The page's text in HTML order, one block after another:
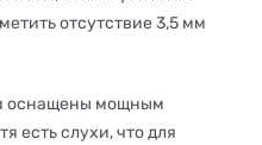
отсутствие 3,5 мм
оснащены мощным
есть слухи, что для